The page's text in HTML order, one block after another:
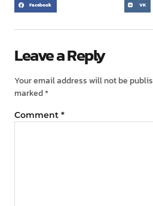
Facebook VK
Leave a Reply
Your email address will not be
marked*
Comment *